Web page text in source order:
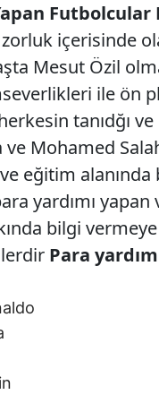
Futbolcular
içerisinde
Mesut Özil
ile ön
tanıdğı
ve Mohamed
eğitim
yardımı
bilgi vermeye
Para